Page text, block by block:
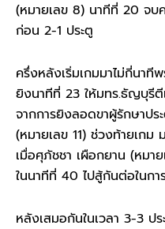
(หมายเลข 8) นาทีที่ 20 จบ
ก่อน 2-1 ประตู
ครึ่งหลังเริ่มเกมมาไม่กี่นา
ยิงนาทีที่ 23 ให้มทร.ธัญบุรี
จากการยิงลอดขาผู้รักษาปร
(หมายเลข 11) ช่วงท้ายเกม
เมื่อศุภัชชา เผือกยาน (หมา
ในนาทีที่ 40 ไปสู้กันต่อในก
หลังเสมอกันในเวลา 3-3 ป